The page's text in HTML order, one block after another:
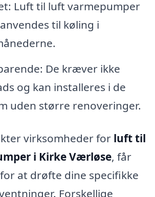
Luft til luft varmepumper
til køling i
De kræver ikke
og kan installeres i de
uden større renoveringer.
virksomheder for luft til
i Kirke Værløse, får
at drøfte dine specifikke
Forskellige